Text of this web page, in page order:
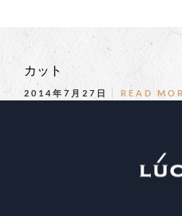
カット
2014年7月27日 READ